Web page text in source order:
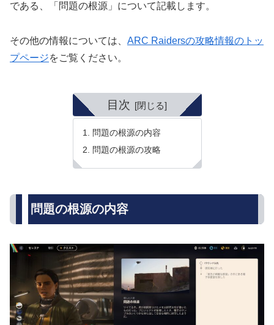
である、「問題の根源」について記載します。
その他の情報については、 ARC Raidersの攻略情報のトッ
プページをご覧ください。
目次
問題の根源の内容
問題の根源の攻略
問題の根源の内容